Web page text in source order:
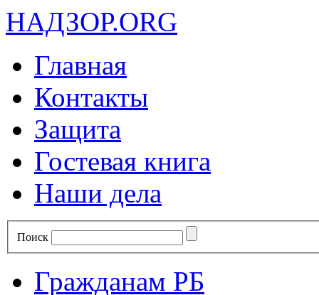
НАДЗОР.ORG
Главная
Контакты
Защита
Гостевая книга
Наши дела
Поиск
Гражданам РБ